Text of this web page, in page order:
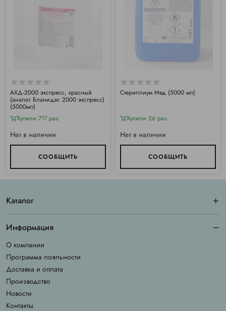
АХД-2000 экспресс, красный
(аналог Бланидас 2000 экспресс)
(5000мл)
Купили 717 раз
Нет в наличии
СООБЩИТЬ
Стериллиум Мед (5000 мл)
Купили 26 раз
Нет в наличии
СООБЩИТЬ
Каталог
Информация
О компании
Программа лояльности
Доставка и оплата
Производство
Новости
Контакты